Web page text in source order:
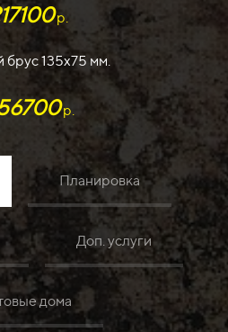
р.
135х75 мм.
р.
Планировка
Доп. услуги
дома